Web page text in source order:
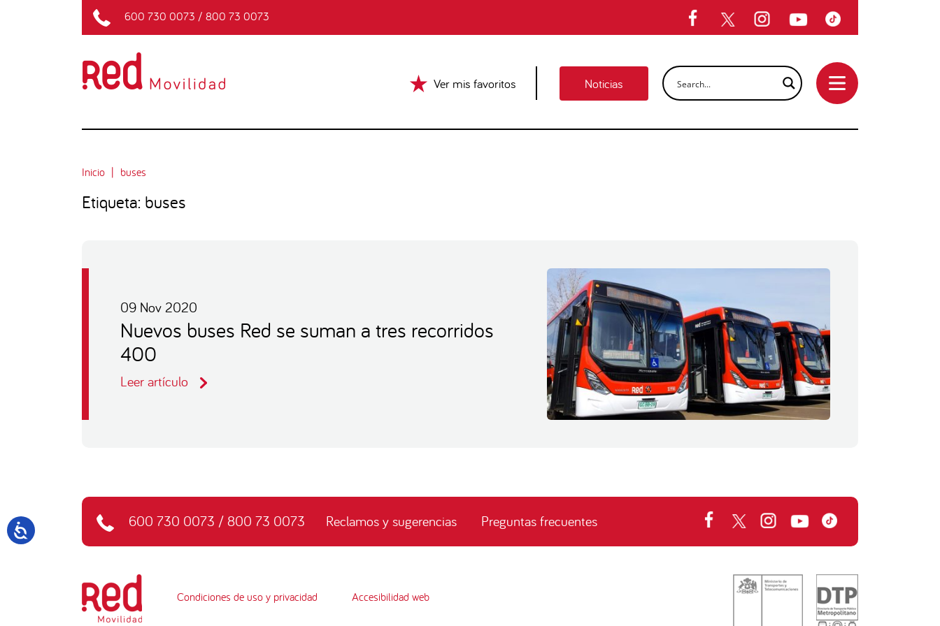
600 730 0073 / 800 73 0073
Ver mis favoritos Noticias
Inicio buses
Etiqueta: buses
09 Nov 2020
Nuevos buses Red se suman a tres recorridos
400
Leer artículo
600 730 0073 / 800 73 0073 Reclamos y sugerencias Preguntas frecuentes
Condiciones de uso y privacidad Accesibilidad web